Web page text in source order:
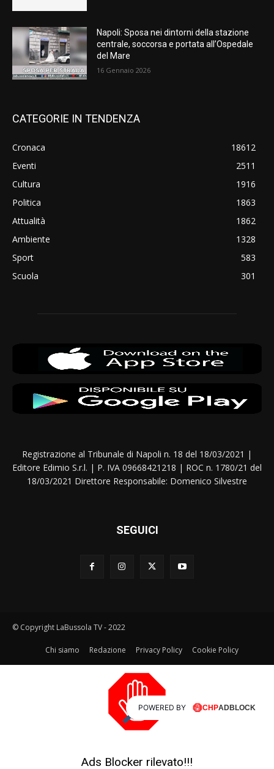
Napoli: Sposa nei dintorni della stazione
centrale, soccorsa e portata all’Ospedale
del Mare
16 Gennaio 2026
CATEGORIE IN TENDENZA
Cronaca
18612
Eventi
2511
Cultura
1916
Politica
1863
Attualità
1862
Ambiente
1328
Sport
583
Scuola
301
Registrazione al Tribunale di Napoli n. 18 del 18/03/2021 |
Editore Edimio S.r.l. | P. IVA 09668421218 | ROC n. 1780/21 del
18/03/2021 Direttore Responsabile: Domenico Silvestre
SEGUICI
© Copyright LaBussola TV - 2022
Chi siamo Redazione Privacy Policy Cookie Policy
Ads Blocker rilevato!!!
POWERED BY